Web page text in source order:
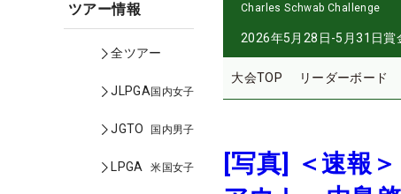
ツアー情報
全ツアー
JLPGA国内女子
JGTO 国内男子
LPGA 米国女子
Charles Schwab Challenge
2026年5月28日-5月31日賞
大会TOP リーダーボード
[写真] ＜速報